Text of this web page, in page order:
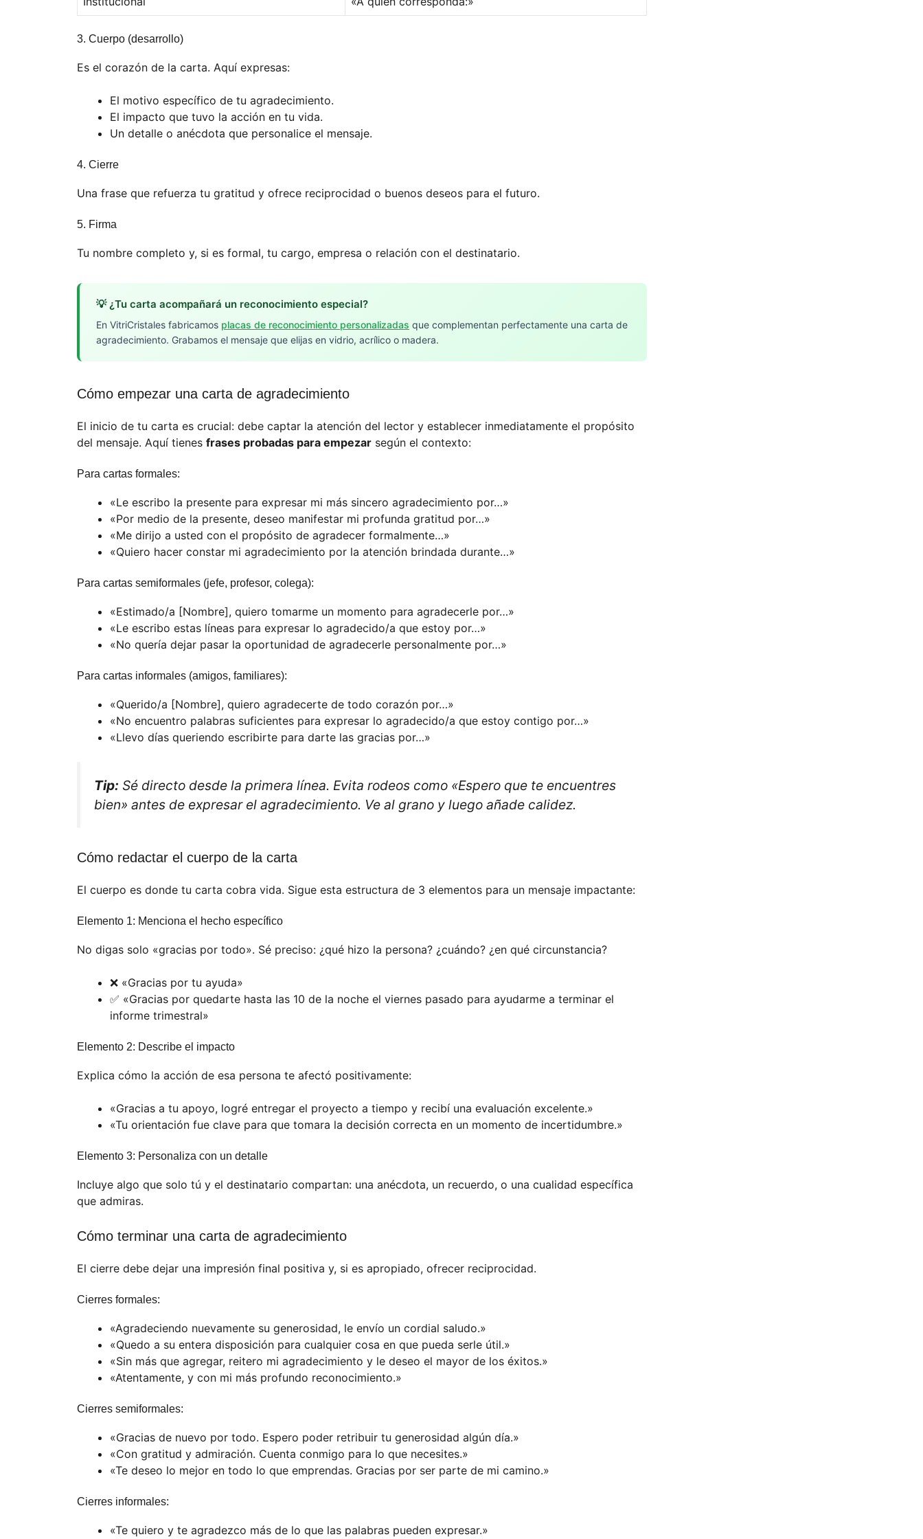
3. Cuerpo (desarrollo)
Es el corazón de la carta. Aquí expresas:
El motivo específico de tu agradecimiento.
El impacto que tuvo la acción en tu vida.
Un detalle o anécdota que personalice el mensaje.
4. Cierre
Una frase que refuerza tu gratitud y ofrece reciprocidad o buenos deseos para el futuro.
5. Firma
Tu nombre completo y, si es formal, tu cargo, empresa o relación con el destinatario.
💡 ¿Tu carta acompañará un reconocimiento especial?
En VitriCristales fabricamos placas de reconocimiento personalizadas que complementan perfectamente una carta de
agradecimiento. Grabamos el mensaje que elijas en vidrio, acrílico o madera.
Cómo empezar una carta de agradecimiento
El inicio de tu carta es crucial: debe captar la atención del lector y establecer inmediatamente el propósito
del mensaje. Aquí tienes frases probadas para empezar según el contexto:
Para cartas formales:
«Le escribo la presente para expresar mi más sincero agradecimiento por…»
«Por medio de la presente, deseo manifestar mi profunda gratitud por…»
«Me dirijo a usted con el propósito de agradecer formalmente…»
«Quiero hacer constar mi agradecimiento por la atención brindada durante…»
Para cartas semiformales (jefe, profesor, colega):
«Estimado/a [Nombre], quiero tomarme un momento para agradecerle por…»
«Le escribo estas líneas para expresar lo agradecido/a que estoy por…»
«No quería dejar pasar la oportunidad de agradecerle personalmente por…»
Para cartas informales (amigos, familiares):
«Querido/a [Nombre], quiero agradecerte de todo corazón por…»
«No encuentro palabras suficientes para expresar lo agradecido/a que estoy contigo por…»
«Llevo días queriendo escribirte para darte las gracias por…»
Tip: Sé directo desde la primera línea. Evita rodeos como «Espero que te encuentres
bien» antes de expresar el agradecimiento. Ve al grano y luego añade calidez.
Cómo redactar el cuerpo de la carta
El cuerpo es donde tu carta cobra vida. Sigue esta estructura de 3 elementos para un mensaje impactante:
Elemento 1: Menciona el hecho específico
No digas solo «gracias por todo». Sé preciso: ¿qué hizo la persona? ¿cuándo? ¿en qué circunstancia?
❌ «Gracias por tu ayuda»
✅ «Gracias por quedarte hasta las 10 de la noche el viernes pasado para ayudarme a terminar el
informe trimestral»
Elemento 2: Describe el impacto
Explica cómo la acción de esa persona te afectó positivamente:
«Gracias a tu apoyo, logré entregar el proyecto a tiempo y recibí una evaluación excelente.»
«Tu orientación fue clave para que tomara la decisión correcta en un momento de incertidumbre.»
Elemento 3: Personaliza con un detalle
Incluye algo que solo tú y el destinatario compartan: una anécdota, un recuerdo, o una cualidad específica
que admiras.
Cómo terminar una carta de agradecimiento
El cierre debe dejar una impresión final positiva y, si es apropiado, ofrecer reciprocidad.
Cierres formales:
«Agradeciendo nuevamente su generosidad, le envío un cordial saludo.»
«Quedo a su entera disposición para cualquier cosa en que pueda serle útil.»
«Sin más que agregar, reitero mi agradecimiento y le deseo el mayor de los éxitos.»
«Atentamente, y con mi más profundo reconocimiento.»
Cierres semiformales:
«Gracias de nuevo por todo. Espero poder retribuir tu generosidad algún día.»
«Con gratitud y admiración. Cuenta conmigo para lo que necesites.»
«Te deseo lo mejor en todo lo que emprendas. Gracias por ser parte de mi camino.»
Cierres informales:
«Te quiero y te agradezco más de lo que las palabras pueden expresar.»